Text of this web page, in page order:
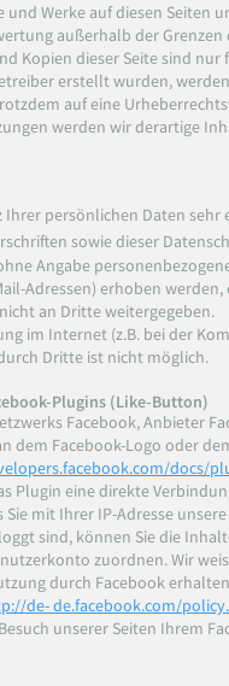
Werke auf diesen Seiten
außerhalb der
Kopien dieser Seite sind
erstellt wurden,
auf eine
werden wir derartige
Ihrer persönlichen Daten
sowie dieser
Angabe
Adressen) erhoben
an Dritte weitergegeben.
im Internet (z.B. bei der
Dritte ist nicht möglich.
Plugins (Like-Button)
Facebook, Anbieter
dem Facebook-Logo oder
docs/
Plugin eine direkte
mit Ihrer IP-Adresse
sind, können Sie die
zuordnen. Wir
durch Facebook
de- de.facebook.com/
unserer Seiten Ihrem